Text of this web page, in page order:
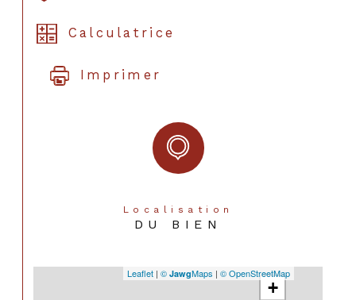
Calculatrice
Imprimer
Localisation
DU BIEN
+
Leaflet | © JawgMaps | © OpenStreetMap